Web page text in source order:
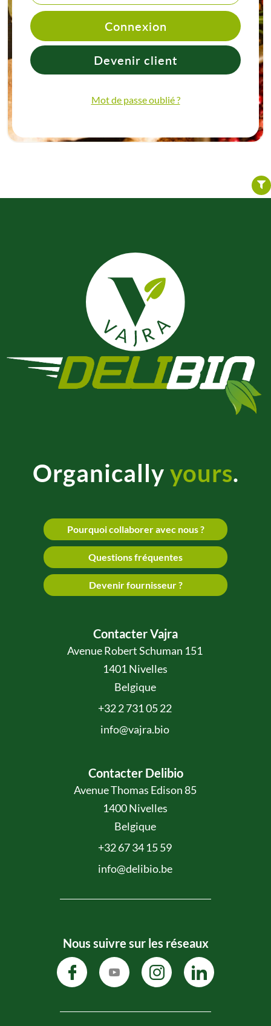
Connexion
Devenir client
Mot de passe oublié ?
Organically yours.
Pourquoi collaborer avec nous ?
Questions fréquentes
Devenir fournisseur ?
Contacter Vajra
Avenue Robert Schuman 151
1401 Nivelles
Belgique
+32 2 731 05 22
info@vajra.bio
Contacter Delibio
Avenue Thomas Edison 85
1400 Nivelles
Belgique
+32 67 34 15 59
info@delibio.be
Nous suivre sur les réseaux